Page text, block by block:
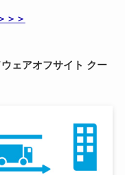
＞＞
ェアオフサイト クー